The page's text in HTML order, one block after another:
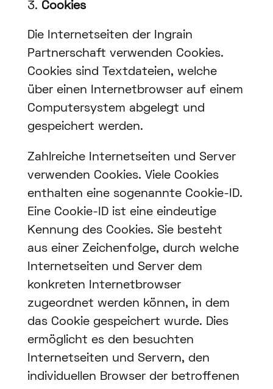
Cookies
Die Internetseiten der Ingrain
Partnerschaft verwenden Cookies.
Cookies sind Textdateien, welche
über einen Internetbrowser auf einem
Computersystem abgelegt und
gespeichert werden.
Zahlreiche Internetseiten und Server
verwenden Cookies. Viele Cookies
enthalten eine sogenannte Cookie-ID.
Eine Cookie-ID ist eine eindeutige
Kennung des Cookies. Sie besteht
aus einer Zeichenfolge, durch welche
Internetseiten und Server dem
konkreten Internetbrowser
zugeordnet werden können, in dem
das Cookie gespeichert wurde. Dies
ermöglicht es den besuchten
Internetseiten und Servern, den
individuellen Browser der betroffenen